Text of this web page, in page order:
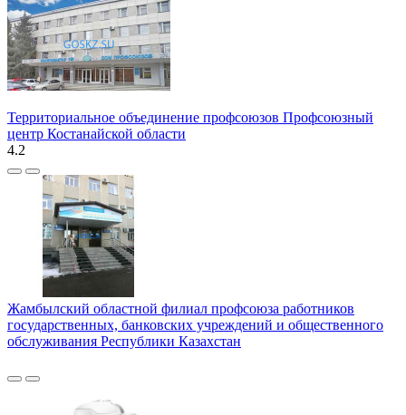
Территориальное объединение профсоюзов Профсоюзный
центр Костанайской области
4.2
Жамбылский областной филиал профсоюза работников
государственных, банковских учреждений и общественного
обслуживания Республики Казахстан